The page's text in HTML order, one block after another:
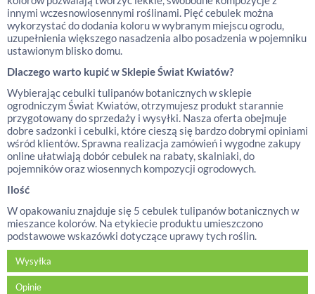
innymi wczesnowiosennymi roślinami. Pięć cebulek można
wykorzystać do dodania koloru w wybranym miejscu ogrodu,
uzupełnienia większego nasadzenia albo posadzenia w pojemniku
ustawionym blisko domu.
Dlaczego warto kupić w Sklepie Świat Kwiatów?
Wybierając cebulki tulipanów botanicznych w sklepie
ogrodniczym Świat Kwiatów, otrzymujesz produkt starannie
przygotowany do sprzedaży i wysyłki. Nasza oferta obejmuje
dobre sadzonki i cebulki, które cieszą się bardzo dobrymi opiniami
wśród klientów. Sprawna realizacja zamówień i wygodne zakupy
online ułatwiają dobór cebulek na rabaty, skalniaki, do
pojemników oraz wiosennych kompozycji ogrodowych.
Ilość
W opakowaniu znajduje się 5 cebulek tulipanów botanicznych w
mieszance kolorów. Na etykiecie produktu umieszczono
podstawowe wskazówki dotyczące uprawy tych roślin.
Wysyłka
Opinie